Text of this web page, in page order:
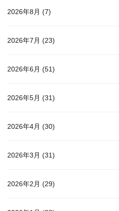
2026年8月 (7)
2026年7月 (23)
2026年6月 (51)
2026年5月 (31)
2026年4月 (30)
2026年3月 (31)
2026年2月 (29)